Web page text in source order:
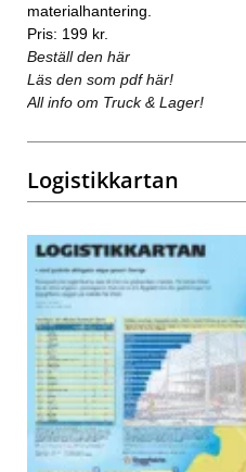
materialhantering.
Pris: 199 kr.
Beställ den här
Läs den som pdf här!
All info om Truck & Lager!
Logistikkartan